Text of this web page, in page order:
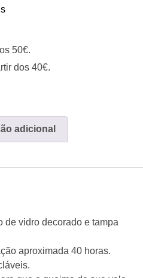
50€.
dos 40€.
adicional
de vidro decorado e tampa
aproximada 40 horas.